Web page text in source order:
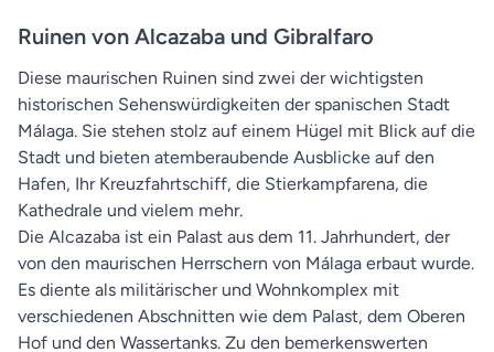
Ruinen von Alcazaba und Gibralfaro
Diese maurischen Ruinen sind zwei der wichtigsten
historischen Sehenswürdigkeiten der spanischen Stadt
Málaga. Sie stehen stolz auf einem Hügel mit Blick auf die
Stadt und bieten atemberaubende Ausblicke auf den
Hafen, Ihr Kreuzfahrtschiff, die Stierkampfarena, die
Kathedrale und vielem mehr.
Die Alcazaba ist ein Palast aus dem 11. Jahrhundert, der
von den maurischen Herrschern von Málaga erbaut wurde.
Es diente als militärischer und Wohnkomplex mit
verschiedenen Abschnitten wie dem Palast, dem Oberen
Hof und den Wassertanks. Zu den bemerkenswerten